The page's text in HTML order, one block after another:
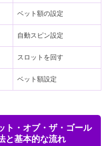
ベット額の設定
自動スピン設定
スロットを回す
ベット額設定
ト・オブ・ザ・ゴール
と基本的な流れ